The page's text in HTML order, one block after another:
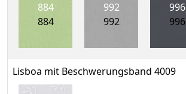
884
884
992
992
996
996
Lisboa mit Beschwerungsband 4009